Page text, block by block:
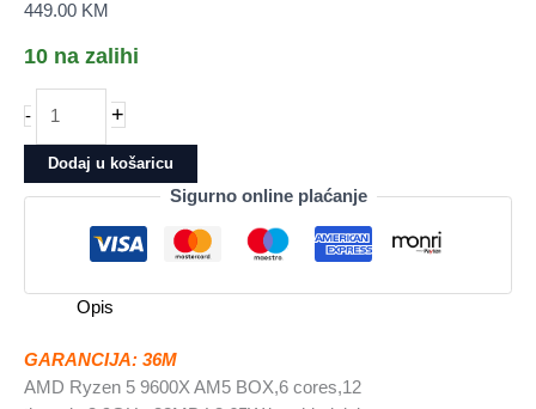
449.00 KM
10 na zalihi
-
Ryzen
9600X
cores,12
threads,3.9GHz32MB
L3,65W,bez
hladnjaka
količina
+
Dodaj u košaricu
Sigurno online plaćanje
Opis
GARANCIJA: 36M
AMD Ryzen 5 9600X AM5 BOX,6 cores,12